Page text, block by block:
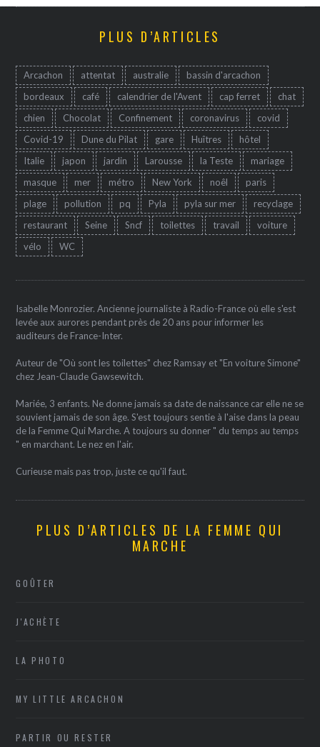
PLUS D’ARTICLES
Arcachon attentat australie
bassin d'arcachon
bordeaux
café calendrier de l'Avent cap ferret
chat
chien
Chocolat Confinement coronavirus
covid
Covid-19
Dune du Pilat gare Huîtres
hôtel
Italie
japon jardin Larousse la Teste
mariage
masque
mer métro New York noêl
paris
plage
pollution pq Pyla pyla sur mer
recyclage
restaurant
Seine Sncf toilettes travail
voiture
vélo
WC
Isabelle Monrozier. Ancienne journaliste à Radio-France où elle s'est
levée aux aurores pendant près de 20 ans pour informer les
auditeurs de France-Inter.
Auteur de "Où sont les toilettes" chez Ramsay et "En voiture Simone"
chez Jean-Claude Gawsewitch.
Mariée, 3 enfants. Ne donne jamais sa date de naissance car elle ne se
souvient jamais de son âge. S'est toujours sentie à l'aise dans la peau
de la Femme Qui Marche. A toujours su donner " du temps au temps
" en marchant. Le nez en l'air.
Curieuse mais pas trop, juste ce qu'il faut.
PLUS D’ARTICLES DE LA FEMME QUI
MARCHE
GOÛTER
J'ACHÈTE
LA PHOTO
MY LITTLE ARCACHON
PARTIR OU RESTER